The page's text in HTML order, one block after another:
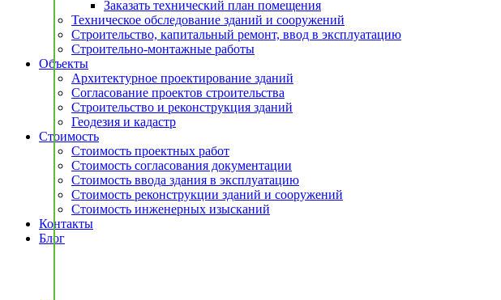
Заказать технический план помещения
Техническое обследование зданий и сооружений
Строительство, капитальный ремонт, ввод в эксплуатацию
Строительно-монтажные работы
Объекты
Архитектурное проектирование зданий
Согласование проектов строительства
Строительство и реконструкция зданий
Геодезия и кадастр
Стоимость
Стоимость проектных работ
Стоимость согласования документации
Стоимость ввода здания в эксплуатацию
Стоимость реконструкции зданий и сооружений
Стоимость инженерных изысканий
Контакты
Блог